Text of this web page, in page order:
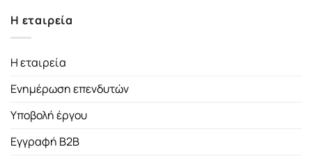
Η εταιρεία
Η εταιρεία
Ενημέρωση επενδυτών
Υποβολή έργου
Εγγραφή B2B